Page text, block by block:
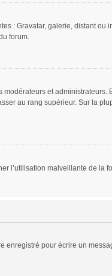
: Gravatar, galerie, distant ou
forum.
et
au rang supérieur. Sur la
l’utilisation malveillante de la
enregistré pour écrire un